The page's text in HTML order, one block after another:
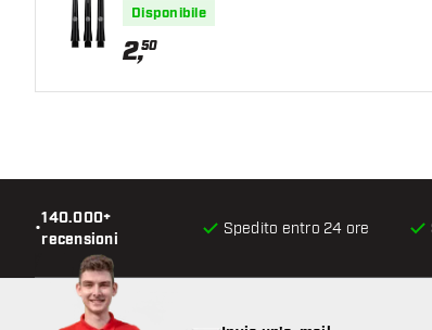
Disponibile
2,50
•
140.000+
recensioni
Spedito entro 24 ore